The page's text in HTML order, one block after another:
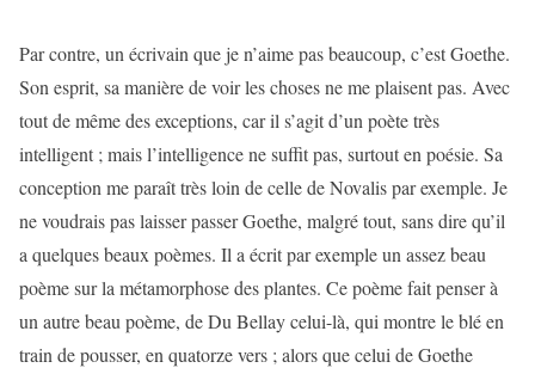
Par contre, un écrivain que je n’aime pas beaucoup, c’est Goethe.
Son esprit, sa manière de voir les choses ne me plaisent pas. Avec
tout de même des exceptions, car il s’agit d’un poète très
intelligent ; mais l’intelligence ne suffit pas, surtout en poésie. Sa
conception me paraît très loin de celle de Novalis par exemple. Je
ne voudrais pas laisser passer Goethe, malgré tout, sans dire qu’il
a quelques beaux poèmes. Il a écrit par exemple un assez beau
poème sur la métamorphose des plantes. Ce poème fait penser à
un autre beau poème, de Du Bellay celui-là, qui montre le blé en
train de pousser, en quatorze vers ; alors que celui de Goethe